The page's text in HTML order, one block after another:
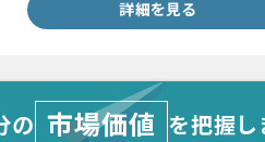
詳細を見る
の 市場価値 を把握